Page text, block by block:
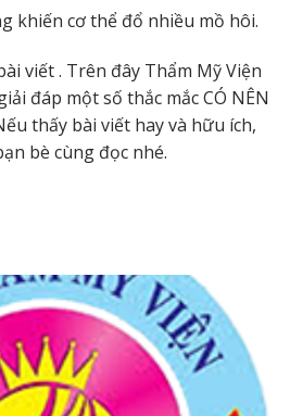
khiến cơ thể đổ nhiều mồ hôi.
viết . Trên đây Thẩm Mỹ Viện
đáp một số thắc mắc CÓ NÊN
thấy bài viết hay và hữu ích,
bè cùng đọc nhé.